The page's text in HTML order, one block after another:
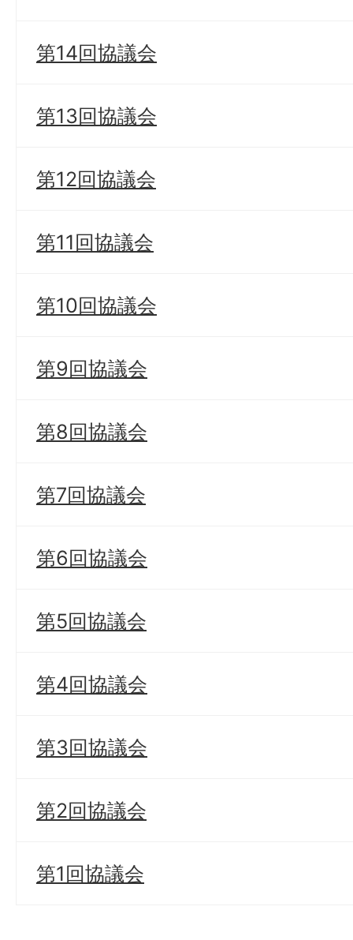
第14回協議会
第13回協議会
第12回協議会
第11回協議会
第10回協議会
第9回協議会
第8回協議会
第7回協議会
第6回協議会
第5回協議会
第4回協議会
第3回協議会
第2回協議会
第1回協議会